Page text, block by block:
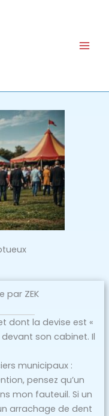
par ZEK
dont la devise est «
son cabinet. Il
municipaux :
pensez qu’un
mon fauteuil. Si un
arrachage de dent